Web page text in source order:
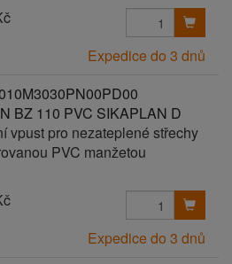
Expedice do 3 dnů
BZ 110 PVC SIKAPLAN D
vpust pro nezateplené střechy
PVC manžetou
Expedice do 3 dnů